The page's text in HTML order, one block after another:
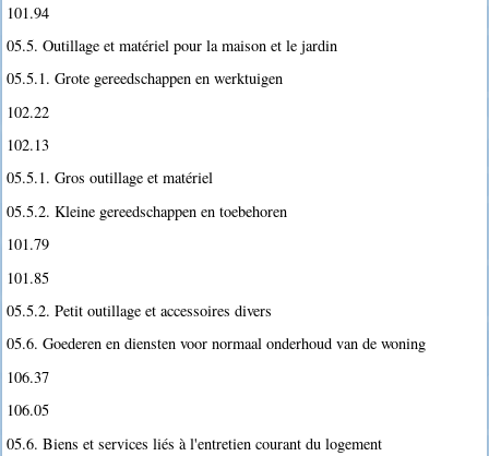
101.94
05.5. Outillage et matériel pour la maison et le jardin
05.5.1. Grote gereedschappen en werktuigen
102.22
102.13
05.5.1. Gros outillage et matériel
05.5.2. Kleine gereedschappen en toebehoren
101.79
101.85
05.5.2. Petit outillage et accessoires divers
05.6. Goederen en diensten voor normaal onderhoud van de woning
106.37
106.05
05.6. Biens et services liés à l'entretien courant du logement